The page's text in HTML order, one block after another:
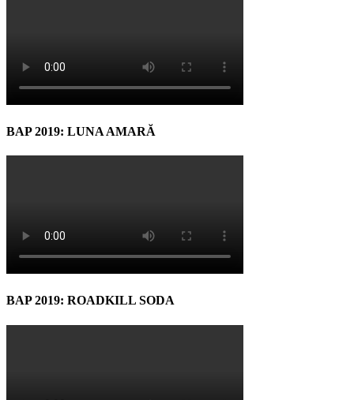
BAP 2019: LUNA AMARĂ
BAP 2019: ROADKILL SODA